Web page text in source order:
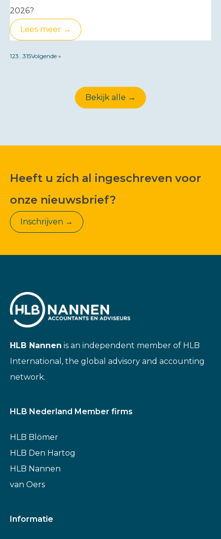
2026?
Lees meer →
123 315Volgende »
Bekijk alle →
Heeft u zich al ingeschreven voor
onze nieuwsbrief?
Inschrijven →
HLB Nannen is an independent member of HLB
International, the global advisory and accounting
network.
HLB Nederland Member firms
HLB Blömer
HLB Den Hartog
HLB Nannen
van Oers
Informatie